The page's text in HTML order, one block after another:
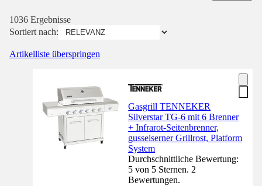
1036 Ergebnisse
Sortiert nach:
Artikelliste überspringen
Gasgrill TENNEKER
Silverstar TG-6 mit 6 Brenner
+ Infrarot-Seitenbrenner,
gusseiserner Grillrost, Platform
System
Durchschnittliche Bewertung:
5 von 5 Sternen. 2
Bewertungen.